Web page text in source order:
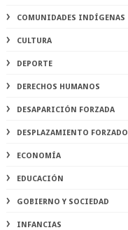
COMUNIDADES INDÍGENAS
CULTURA
DEPORTE
DERECHOS HUMANOS
DESAPARICIÓN FORZADA
DESPLAZAMIENTO FORZADO
ECONOMÍA
EDUCACIÓN
GOBIERNO Y SOCIEDAD
INFANCIAS